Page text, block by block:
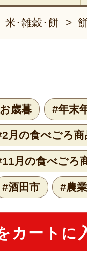
米･雑穀･餅 >
歳暮 #年末
月の食べごろ商
月の食べごろ
#酒田市 #農
カートに